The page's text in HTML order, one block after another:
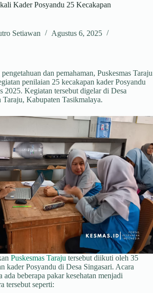
Kader Posyandu 25 Kecakapan
Setiawan
Agustus 6, 2025
dan pemahaman, Puskesmas Taraju
penilaian 25 kecakapan kader Posyandu
2025. Kegiatan tersebut digelar di Desa
Taraju, Kabupaten Tasikmalaya.
Puskesmas Taraju tersebut diikuti oleh 35
kader Posyandu di Desa Singasari. Acara
beberapa pakar kesehatan menjadi
tersebut seperti: